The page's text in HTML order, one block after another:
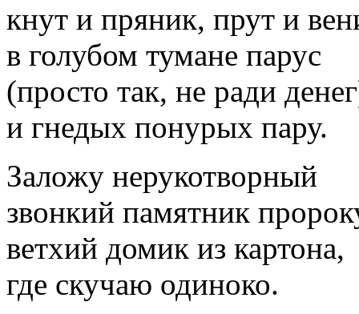
кнут и пряник, прут и
в голубом тумане парус
(просто так, не ради
и гнедых понурых пару.
Заложу нерукотворный
звонкий памятник
ветхий домик из картона,
где скучаю одиноко.